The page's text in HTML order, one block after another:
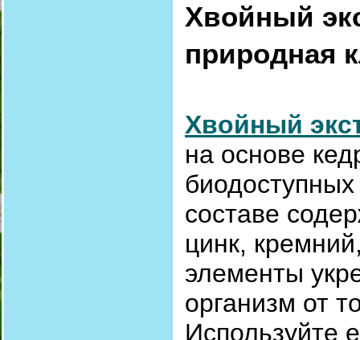
Хвойный
природная
Хвойный
на основе
составе
цинк,
элементы
организм от
Используйте